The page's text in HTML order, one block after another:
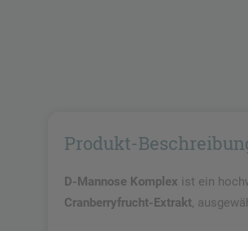
Produkt-
D-Mannose Komplex ist ein
Cranberryfrucht-Extrakt,